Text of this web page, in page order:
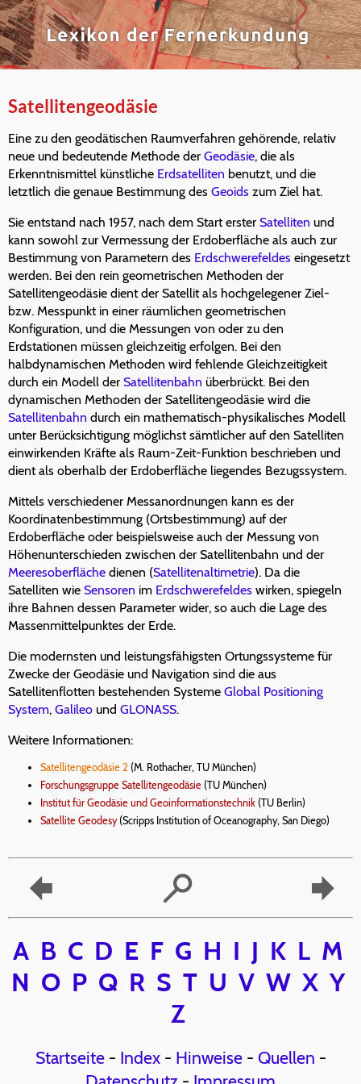
Satellitengeodäsie
Eine zu den geodätischen Raumverfahren gehörende, relativ
neue und bedeutende Methode der Geodäsie, die als
Erkenntnismittel künstliche Erdsatelliten benutzt, und die
letztlich die genaue Bestimmung des Geoids zum Ziel hat.
Sie entstand nach 1957, nach dem Start erster Satelliten und
kann sowohl zur Vermessung der Erdoberfläche als auch zur
Bestimmung von Parametern des Erdschwerefeldes eingesetzt
werden. Bei den rein geometrischen Methoden der
Satellitengeodäsie dient der Satellit als hochgelegener Ziel-
bzw. Messpunkt in einer räumlichen geometrischen
Konfiguration, und die Messungen von oder zu den
Erdstationen müssen gleichzeitig erfolgen. Bei den
halbdynamischen Methoden wird fehlende Gleichzeitigkeit
durch ein Modell der Satellitenbahn überbrückt. Bei den
dynamischen Methoden der Satellitengeodäsie wird die
Satellitenbahn durch ein mathematisch-physikalisches Modell
unter Berücksichtigung möglichst sämtlicher auf den Satelliten
einwirkenden Kräfte als Raum-Zeit-Funktion beschrieben und
dient als oberhalb der Erdoberfläche liegendes Bezugssystem.
Mittels verschiedener Messanordnungen kann es der
Koordinatenbestimmung (Ortsbestimmung) auf der
Erdoberfläche oder beispielsweise auch der Messung von
Höhenunterschieden zwischen der Satellitenbahn und der
Meeresoberfläche dienen (Satellitenaltimetrie). Da die
Satelliten wie Sensoren im Erdschwerefeldes wirken, spiegeln
ihre Bahnen dessen Parameter wider, so auch die Lage des
Massenmittelpunktes der Erde.
Die modernsten und leistungsfähigsten Ortungssysteme für
Zwecke der Geodäsie und Navigation sind die aus
Satellitenflotten bestehenden Systeme Global Positioning
System, Galileo und GLONASS.
Weitere Informationen:
Satellitengeodäsie 2 (M. Rothacher, TU München)
Forschungsgruppe Satellitengeodäsie (TU München)
Institut für Geodäsie und Geoinformationstechnik (TU Berlin)
Satellite Geodesy(Scripps Institution of Oceanography, San Diego)
A B C D E F G H I J K L M
N O P Q R S T U V W X Y
Z
Startseite- Index- Hinweise- Quellen -